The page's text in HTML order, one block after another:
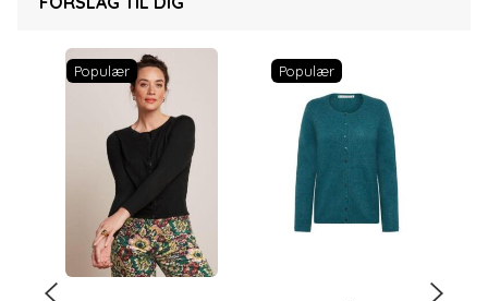
Populær Populær